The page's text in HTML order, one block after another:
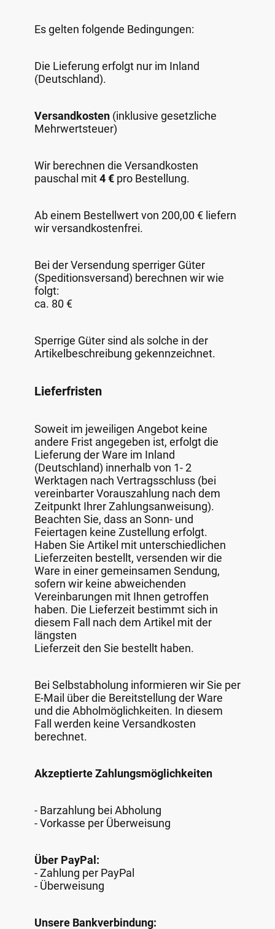
Es gelten folgende Bedingungen:
Die Lieferung erfolgt nur im Inland
(Deutschland).
Versandkosten (inklusive gesetzliche
Mehrwertsteuer)
Wir berechnen die Versandkosten
pauschal mit4 € pro Bestellung.
Ab einem Bestellwert von 200,00 € liefern
wir versandkostenfrei.
Bei der Versendung sperriger Güter
(Speditionsversand) berechnen wir wie
folgt:
ca. 80 €
Sperrige Güter sind als solche in der
Artikelbeschreibung gekennzeichnet.
Lieferfristen
Soweit im jeweiligen Angebot keine
andere Frist angegeben ist, erfolgt die
Lieferung der Ware im Inland
(Deutschland) innerhalb von 1- 2
Werktagen nach Vertragsschluss (bei
vereinbarter Vorauszahlung nach dem
Zeitpunkt Ihrer Zahlungsanweisung).
Beachten Sie, dass an Sonn- und
Feiertagen keine Zustellung erfolgt.
Haben Sie Artikel mit unterschiedlichen
Lieferzeiten bestellt, versenden wir die
Ware in einer gemeinsamen Sendung,
sofern wir keine abweichenden
Vereinbarungen mit Ihnen getroffen
haben. Die Lieferzeit bestimmt sich in
diesem Fall nach dem Artikel mit der
längsten
Lieferzeit den Sie bestellt haben.
Bei Selbstabholung informieren wir Sie per
E-Mail über die Bereitstellung der Ware
und die Abholmöglichkeiten. In diesem
Fall werden keine Versandkosten
berechnet.
Akzeptierte Zahlungsmöglichkeiten
- Barzahlung bei Abholung
- Vorkasse per Überweisung
Über PayPal:
- Zahlung per PayPal
- Überweisung
Unsere Bankverbindung: